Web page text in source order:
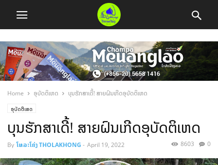
Home ອຸບັດຕິເຫດ ບຸນຮັກສາເດີ້! ສາຍຝົນເກີດອຸບັດຕິເຫດ
ອຸບັດຕິເຫດ
ບຸນຮັກສາເດີ້! ສາຍຝົນເກີດອຸບັດຕິເຫດ
By ໂທລະໂຄ່ງ THOLAKHONG - April 19, 2022 0
8603